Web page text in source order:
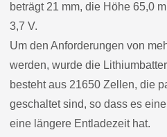
beträgt 21 mm, die Höhe 65,0
3,7 V.
Um den Anforderungen von
werden, wurde die
besteht aus 21650 Zellen, die
geschaltet sind, so dass es
eine längere Entladezeit hat.